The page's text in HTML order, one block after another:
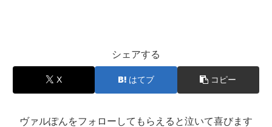
シェアする
X はてブ コピー
ヴァルぽんをフォローしてもらえると泣いて喜びます